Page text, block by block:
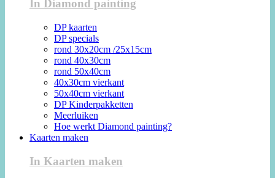
In Diamond painting
DP kaarten
DP specials
rond 30x20cm /25x15cm
rond 40x30cm
rond 50x40cm
40x30cm vierkant
50x40cm vierkant
DP Kinderpakketten
Meerluiken
Hoe werkt Diamond painting?
Kaarten maken
In Kaarten maken